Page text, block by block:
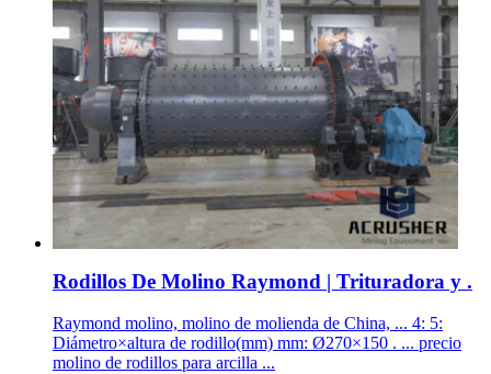
Rodillos De Molino Raymond | Trituradora y .
Raymond molino, molino de molienda de China, ... 4: 5:
Diámetro×altura de rodillo(mm) mm: Ø270×150 . ... precio
molino de rodillos para arcilla ...